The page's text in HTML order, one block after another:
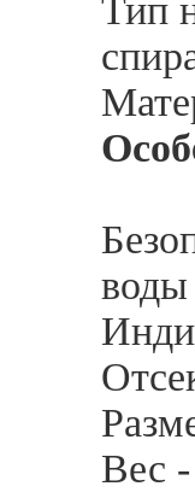
Тип
воды
Вес